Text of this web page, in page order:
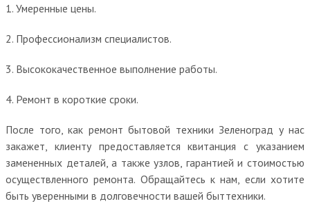
1. Умеренные цены.
2. Профессионализм специалистов.
3. Высококачественное выполнение работы.
4. Ремонт в короткие сроки.
После того, как ремонт бытовой техники Зеленоград у нас
закажет, клиенту предоставляется квитанция с указанием
замененных деталей, а также узлов, гарантией и стоимостью
осуществленного ремонта. Обращайтесь к нам, если хотите
быть уверенными в долговечности вашей быттехники.